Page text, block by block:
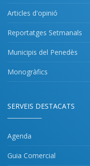
Articles d'opinió
Reportatges Setmanals
Municipis del Penedès
Monogràfics
SERVEIS DESTACATS
Agenda
Guia Comercial